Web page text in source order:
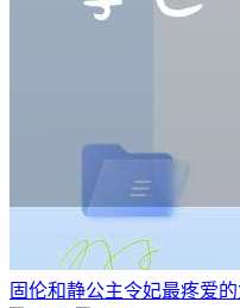
固伦和静公主令妃最疼爱